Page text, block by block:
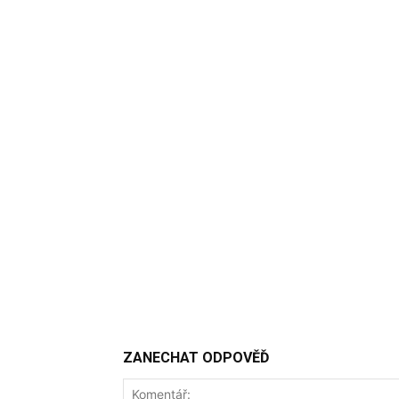
ZANECHAT ODPOVĚĎ